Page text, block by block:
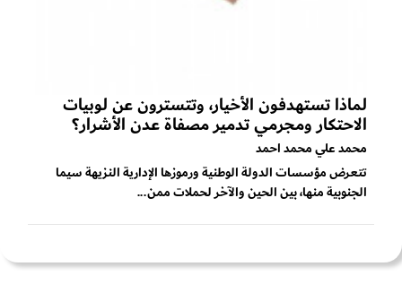
لماذا تستهدفون الأخيار، وتتسترون عن لوبيات
الاحتكار ومجرمي تدمير مصفاة عدن الأشرار؟
محمد علي محمد احمد
تتعرض مؤسسات الدولة الوطنية ورموزها الإدارية النزيهة سيما
الجنوبية منها، بين الحين والآخر لحملات ممن...